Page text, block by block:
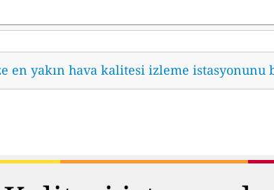
en yakın hava kalitesi izleme istasyonunu